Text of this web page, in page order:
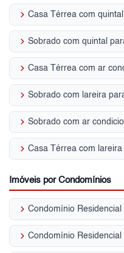
keyboard_arrow_right
keyboard_arrow_right Sobrado com quintal
keyboard_arrow_right
keyboard_arrow_right Sobrado com lareira
keyboard_arrow_right
keyboard_arrow_right
Imóveis por Condomínios
keyboard_arrow_right
keyboard_arrow_right Condomínio Residencial